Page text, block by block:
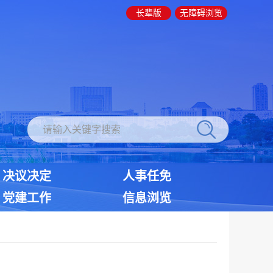
长辈版 无障碍浏览
决议决定
人事任免
党建工作 信息浏览